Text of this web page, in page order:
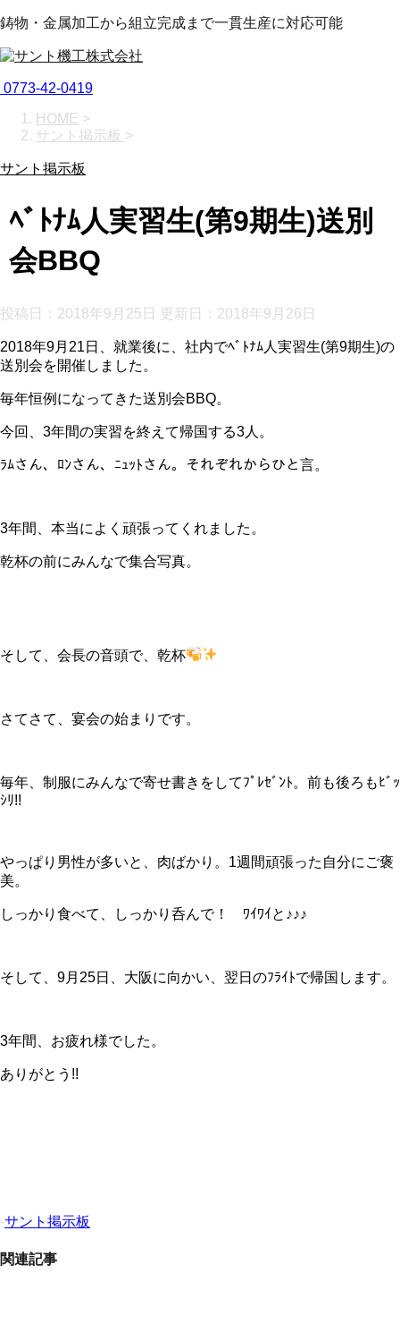
鋳物・金属加工から組立完成まで一貫生産に対応可能
0773-42-0419
HOME >
サント掲示板 >
サント掲示板
ﾍﾞﾄﾅﾑ人実習生(第9期生)送別
会BBQ
投稿日：2018年9月25日 更新日： 2018年9月26日
2018年9月21日、就業後に、社内でﾍﾞﾄﾅﾑ人実習生(第9期生)の
送別会を開催しました。
毎年恒例になってきた送別会BBQ。
今回、3年間の実習を終えて帰国する3人。
ﾗﾑさん、ﾛﾝさん、ﾆｭｯﾄさん。それぞれからひと言。
3年間、本当によく頑張ってくれました。
乾杯の前にみんなで集合写真。
そして、会長の音頭で、乾杯
さてさて、宴会の始まりです。
毎年、制服にみんなで寄せ書きをしてﾌﾟﾚｾﾞﾝﾄ。前も後ろもﾋﾞｯ
ｼﾘ!!
やっぱり男性が多いと、肉ばかり。1週間頑張った自分にご褒
美。
しっかり食べて、しっかり呑んで！ ﾜｲﾜｲと♪♪♪
そして、9月25日、大阪に向かい、翌日のﾌﾗｲﾄで帰国します。
3年間、お疲れ様でした。
ありがとう!!
-サント掲示板
関連記事